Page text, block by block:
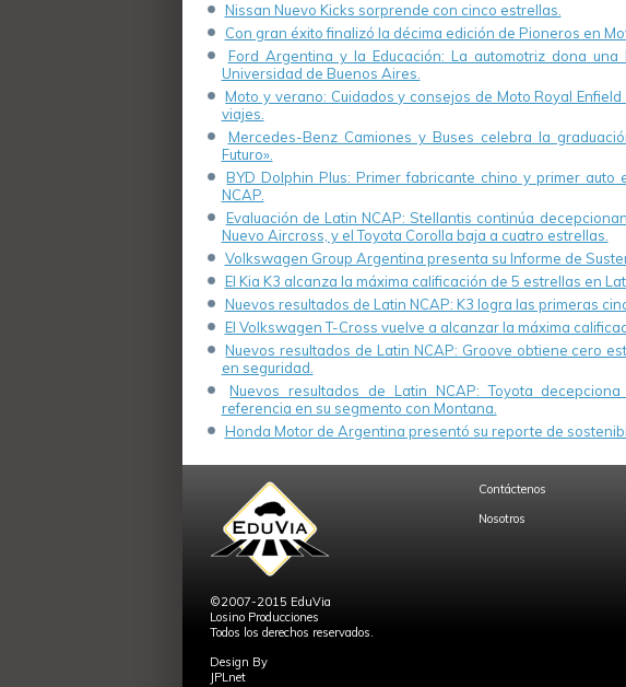
Nissan Nuevo Kicks sorprende con cinco estrellas.
Con gran éxito finalizó la décima edición de Pioneros en
Ford Argentina y la Educación: La automotriz dona
Universidad de Buenos Aires.
Moto y verano: Cuidados y consejos de Moto Royal
viajes.
Mercedes-Benz Camiones y Buses celebra la
Futuro».
BYD Dolphin Plus: Primer fabricante chino y primer
NCAP.
Evaluación de Latin NCAP: Stellantis continúa
Nuevo Aircross, y el Toyota Corolla baja a cuatro estrellas.
Volkswagen Group Argentina presenta su Informe de
El Kia K3 alcanza la máxima calificación de 5 estrellas en
Nuevos resultados de Latin NCAP: K3 logra las primeras
El Volkswagen T-Cross vuelve a alcanzar la máxima
Nuevos resultados de Latin NCAP: Groove obtiene cero
en seguridad.
Nuevos resultados de Latin NCAP: Toyota
referencia en su segmento con Montana.
Honda Motor de Argentina presentó su reporte de
©2007-2015 EduVia
Losino Producciones
Todos los derechos reservados.
Design By
JPLnet
Contáctenos
Nosotros